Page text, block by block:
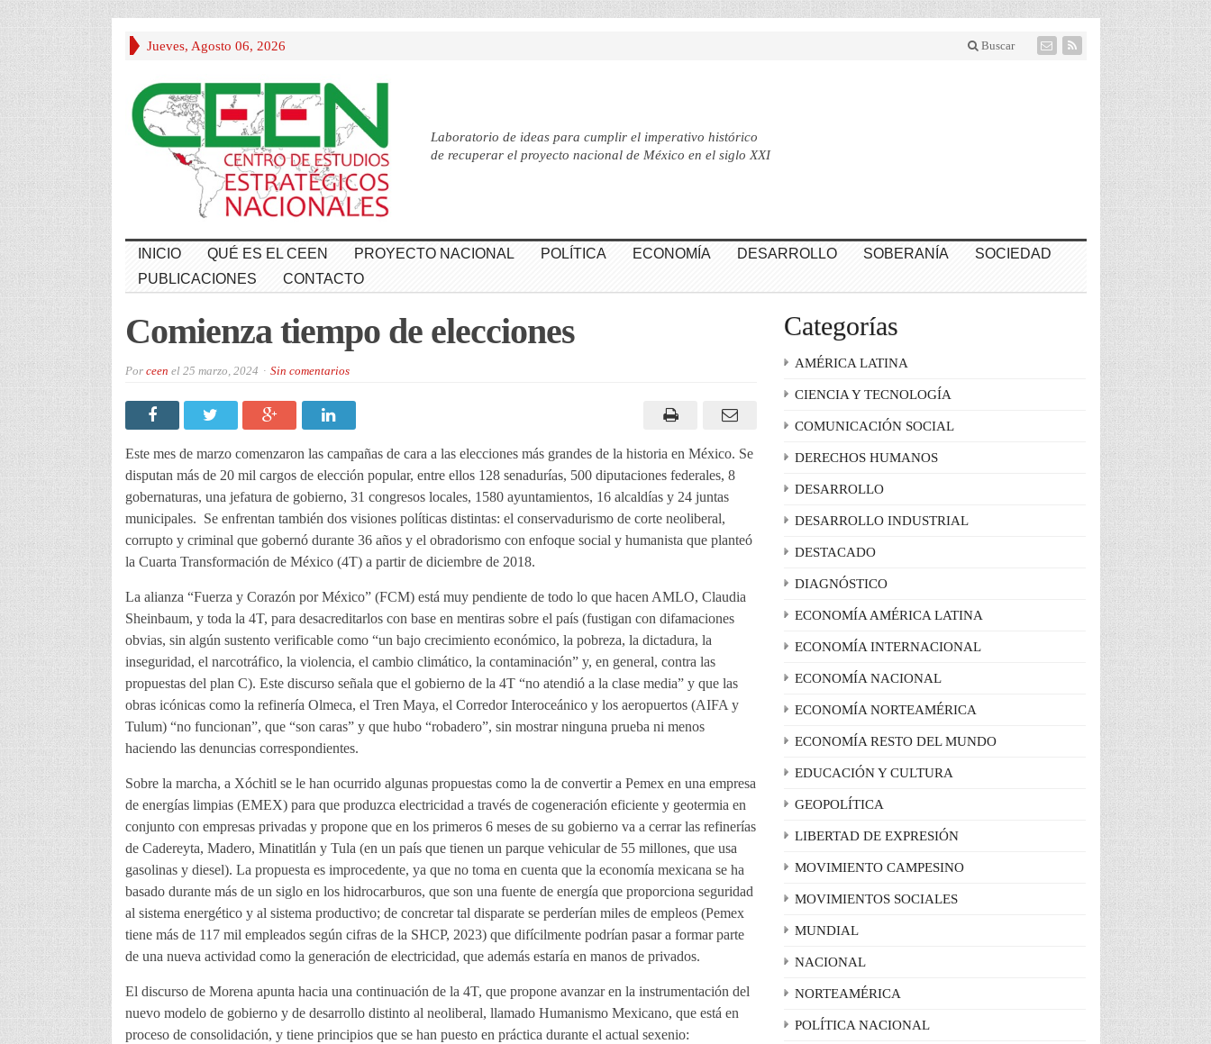
Jueves, Agosto 06, 2026 Buscar
Laboratorio de ideas para cumplir el imperativo histórico
de recuperar el proyecto nacional de México en el siglo XXI
INICIO QUÉ ES EL CEEN PROYECTO NACIONAL POLÍTICA ECONOMÍA DESARROLLO SOBERANÍA
SOCIEDAD
PUBLICACIONES
CONTACTO
Comienza tiempo de elecciones
Por ceen el 25 marzo, 2024 Sin comentarios
Este mes de marzo comenzaron las campañas de cara a las elecciones más grandes de la historia en México. Se
disputan más de 20 mil cargos de elección popular, entre ellos 128 senadurías, 500 diputaciones federales, 8
gobernaturas, una jefatura de gobierno, 31 congresos locales, 1580 ayuntamientos, 16 alcaldías y 24 juntas
municipales. Se enfrentan también dos visiones políticas distintas: el conservadurismo de corte neoliberal,
corrupto y criminal que gobernó durante 36 años y el obradorismo con enfoque social y humanista que planteó
la Cuarta Transformación de México (4T) a partir de diciembre de 2018.
La alianza “Fuerza y Corazón por México” (FCM) está muy pendiente de todo lo que hacen AMLO, Claudia
Sheinbaum, y toda la 4T, para desacreditarlos con base en mentiras sobre el país (fustigan con difamaciones
obvias, sin algún sustento verificable como “un bajo crecimiento económico, la pobreza, la dictadura, la
inseguridad, el narcotráfico, la violencia, el cambio climático, la contaminación” y, en general, contra las
propuestas del plan C). Este discurso señala que el gobierno de la 4T “no atendió a la clase media” y que las
obras icónicas como la refinería Olmeca, el Tren Maya, el Corredor Interoceánico y los aeropuertos (AIFA y
Tulum) “no funcionan”, que “son caras” y que hubo “robadero”, sin mostrar ninguna prueba ni menos
haciendo las denuncias correspondientes.
Sobre la marcha, a Xóchitl se le han ocurrido algunas propuestas como la de convertir a Pemex en una empresa
de energías limpias (EMEX) para que produzca electricidad a través de cogeneración eficiente y geotermia en
conjunto con empresas privadas y propone que en los primeros 6 meses de su gobierno va a cerrar las refinerías
de Cadereyta, Madero, Minatitlán y Tula (en un país que tienen un parque vehicular de 55 millones, que usa
gasolinas y diesel). La propuesta es improcedente, ya que no toma en cuenta que la economía mexicana se ha
basado durante más de un siglo en los hidrocarburos, que son una fuente de energía que proporciona seguridad
al sistema energético y al sistema productivo; de concretar tal disparate se perderían miles de empleos (Pemex
tiene más de 117 mil empleados según cifras de la SHCP, 2023) que difícilmente podrían pasar a formar parte
de una nueva actividad como la generación de electricidad, que además estaría en manos de privados.
El discurso de Morena apunta hacia una continuación de la 4T, que propone avanzar en la instrumentación del
nuevo modelo de gobierno y de desarrollo distinto al neoliberal, llamado Humanismo Mexicano, que está en
proceso de consolidación, y tiene principios que se han puesto en práctica durante el actual sexenio:
Categorías
AMÉRICA LATINA
CIENCIA Y TECNOLOGÍA
COMUNICACIÓN SOCIAL
DERECHOS HUMANOS
DESARROLLO
DESARROLLO INDUSTRIAL
DESTACADO
DIAGNÓSTICO
ECONOMÍA AMÉRICA LATINA
ECONOMÍA INTERNACIONAL
ECONOMÍA NACIONAL
ECONOMÍA NORTEAMÉRICA
ECONOMÍA RESTO DEL MUNDO
EDUCACIÓN Y CULTURA
GEOPOLÍTICA
LIBERTAD DE EXPRESIÓN
MOVIMIENTO CAMPESINO
MOVIMIENTOS SOCIALES
MUNDIAL
NACIONAL
NORTEAMÉRICA
POLÍTICA NACIONAL